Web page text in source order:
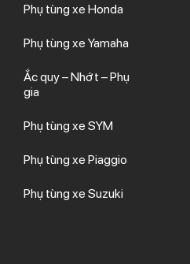
Phụ tùng xe Honda
Phụ tùng xe Yamaha
Ắc quy – Nhớt – Phụ
gia
Phụ tùng xe SYM
Phụ tùng xe Piaggio
Phụ tùng xe Suzuki